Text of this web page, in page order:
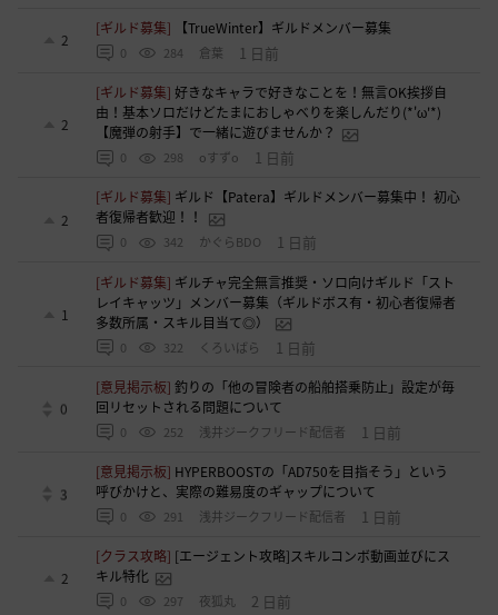
2
[ギルド募集] 【TrueWinter】ギルドメンバー募集
0 284 倉葉 1 日前
2
[ギルド募集]好きなキャラで好きなことを！無言OK挨拶自
由！基本ソロだけどたまにおしゃべりを楽しんだり(*'ω'*)
【魔弾の射手】で一緒に遊びませんか？
0 298 oすずo 1 日前
2
[ギルド募集] ギルド【Patera】ギルドメンバー募集中！ 初心
者復帰者歓迎！！
0 342 かぐらBDO 1 日前
1
[ギルド募集] ギルチャ完全無言推奨・ソロ向けギルド「スト
レイキャッツ」メンバー募集（ギルドボス有・初心者復帰者
多数所属・スキル目当て◎）
0 322 くろいばら 1 日前
0
[意見掲示板]釣りの「他の冒険者の船舶搭乗防止」設定が毎
回リセットされる問題について
0 252 浅井ジークフリード配信者 1 日前
3
[意見掲示板] HYPERBOOSTの「AD750を目指そう」という
呼びかけと、実際の難易度のギャップについて
0 291 浅井ジークフリード配信者 1 日前
2
[クラス攻略] [エージェント攻略]スキルコンボ動画並びにス
キル特化
0 297 夜狐丸 2 日前